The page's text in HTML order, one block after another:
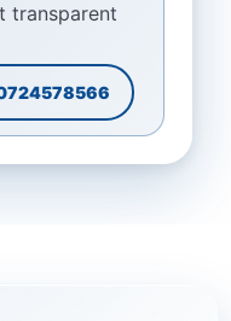
transparent